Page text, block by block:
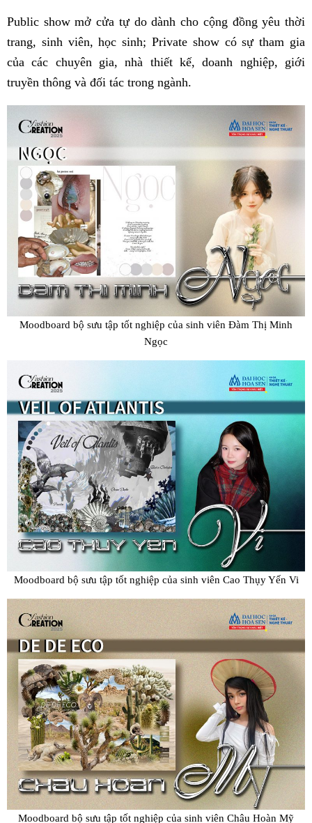
Public show mở cửa tự do dành cho cộng đồng yêu thời
trang, sinh viên, học sinh; Private show có sự tham gia
của các chuyên gia, nhà thiết kế, doanh nghiệp, giới
truyền thông và đối tác trong ngành.
Moodboard bộ sưu tập tốt nghiệp của sinh viên Đàm Thị Minh
Ngọc
Moodboard bộ sưu tập tốt nghiệp của sinh viên Cao Thụy Yến Vi
Moodboard bộ sưu tập tốt nghiệp của sinh viên Châu Hoàn Mỹ